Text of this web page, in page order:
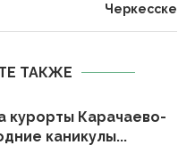
Черкесске
ТАКЖЕ
курорты Карачаево-
каникулы...